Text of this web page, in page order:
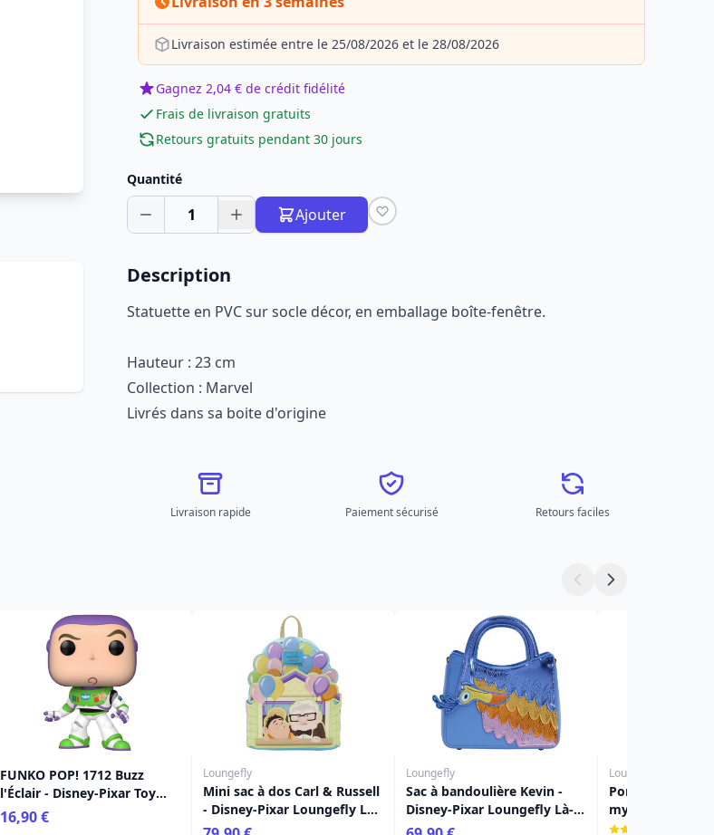
Livraison estimée entre le 25/08/2026 et le 28/08/2026
Gagnez 2,04 € de crédit fidélité
Frais de livraison gratuits
Retours gratuits pendant 30 jours
Quantité
1 Ajouter
Description
Statuette en PVC sur socle décor, en emballage boîte-fenêtre.
Hauteur : 23 cm
Collection : Marvel
Livrés dans sa boite d'origine
Livraison rapide Paiement sécurisé Retours faciles
FUNKO POP! 1712 Buzz
l'Éclair - Disney-Pixar Toy
Story 5
16,90 €
Loungefly
Mini sac à dos Carl & Russell
- Disney-Pixar Loungefly Là-
Haut
Loungefly
Sac à bandoulière Kevin -
Disney-Pixar Loungefly Là-
Haut
Loungefly
Porte-clés mini
mystère Là-
Pixar Loungefly